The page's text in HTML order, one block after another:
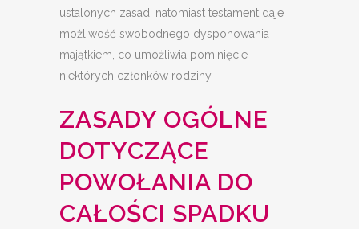
ustalonych zasad, natomiast testament daje
możliwość swobodnego dysponowania
majątkiem, co umożliwia pominięcie
niektórych członków rodziny.
ZASADY OGÓLNE
DOTYCZĄCE
POWOŁANIA DO
CAŁOŚCI SPADKU